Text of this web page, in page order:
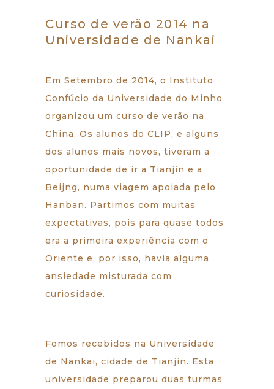
Curso de verão 2014 na
Universidade de Nankai
Em Setembro de 2014, o Instituto
Confúcio da Universidade do Minho
organizou um curso de verão na
China. Os alunos do CLIP, e alguns
dos alunos mais novos, tiveram a
oportunidade de ir a Tianjin e a
Beijng, numa viagem apoiada pelo
Hanban. Partimos com muitas
expectativas, pois para quase todos
era a primeira experiência com o
Oriente e, por isso, havia alguma
ansiedade misturada com
curiosidade.
Fomos recebidos na Universidade
de Nankai, cidade de Tianjin. Esta
universidade preparou duas turmas